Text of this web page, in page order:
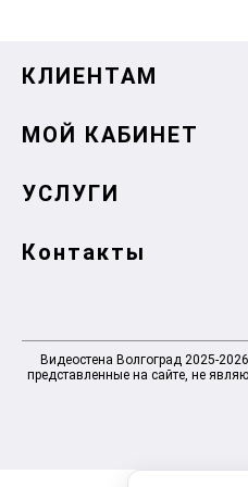
КЛИЕНТАМ
МОЙ КАБИНЕТ
УСЛУГИ
Контакты
Видеостена Волгоград 2025-
представленные на сайте, не